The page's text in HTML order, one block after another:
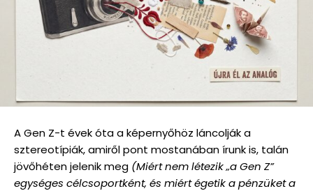
A Gen Z-t évek óta a képernyőhöz láncolják a
sztereotípiák, amiről pont mostanában írunk is, talán
jövőhéten jelenik meg (Miért nem létezik „a Gen Z”
egységes célcsoportként, és miért égetik a pénzüket a